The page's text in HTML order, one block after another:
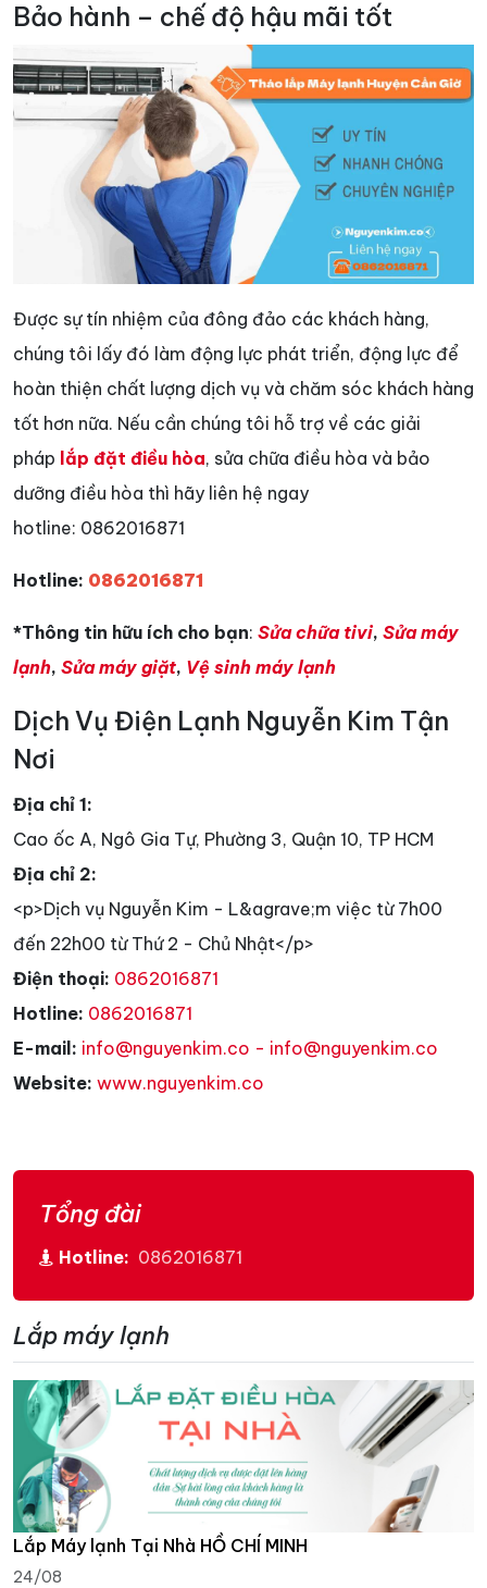
Bảo hành – chế độ hậu mãi tốt
Được sự tín nhiệm của đông đảo các khách hàng,
chúng tôi lấy đó làm động lực phát triển, động lực để
hoàn thiện chất lượng dịch vụ và chăm sóc khách hàng
tốt hơn nữa. Nếu cần chúng tôi hỗ trợ về các giải
pháp lắp đặt điều hòa, sửa chữa điều hòa và bảo
dưỡng điều hòa thì hãy liên hệ ngay
hotline: 0862016871
Hotline: 0862016871
*Thông tin hữu ích cho bạn: Sửa chữa tivi, Sửa máy
lạnh, Sửa máy giặt, Vệ sinh máy lạnh
Dịch Vụ Điện Lạnh Nguyễn Kim Tận
Nơi
Địa chỉ 1:
Cao ốc A, Ngô Gia Tự, Phường 3, Quận 10, TP HCM
Địa chỉ 2:
<p>Dịch vụ Nguyễn Kim - L&agrave;m việc từ 7h00
đến 22h00 từ Thứ 2 - Chủ Nhật</p>
Điện thoại: 0862016871
Hotline: 0862016871
E-mail: info@nguyenkim.co - info@nguyenkim.co
Website: www.nguyenkim.co
Tổng đài
Hotline: 0862016871
Lắp máy lạnh
Lắp Máy lạnh Tại Nhà HỒ CHÍ MINH
24/08